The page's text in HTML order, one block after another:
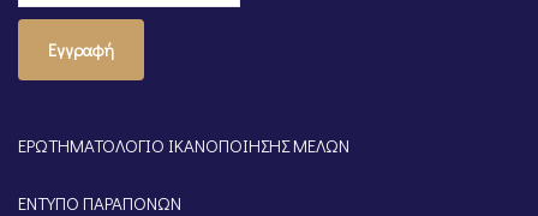
Εγγραφή
ΕΡΩΤΗΜΑΤΟΛΟΓΙΟ ΙΚΑΝΟΠΟΙΗΣΗΣ ΜΕΛΩΝ
ΕΝΤΥΠΟ ΠΑΡΑΠΟΝΩΝ